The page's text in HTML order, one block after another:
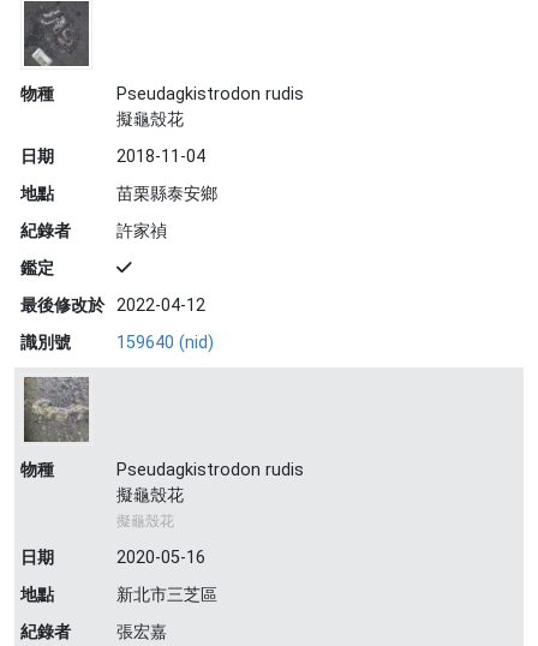
物種
Pseudagkistrodon rudis
擬龜殼花
日期
2018-11-04
地點
苗栗縣泰安鄉
紀錄者
許家禎
鑑定
最後修改於 2022-04-12
識別號
159640 (nid)
物種
Pseudagkistrodon rudis
擬龜殼花
擬龜殼花
日期
2020-05-16
地點
新北市三芝區
紀錄者
張宏嘉